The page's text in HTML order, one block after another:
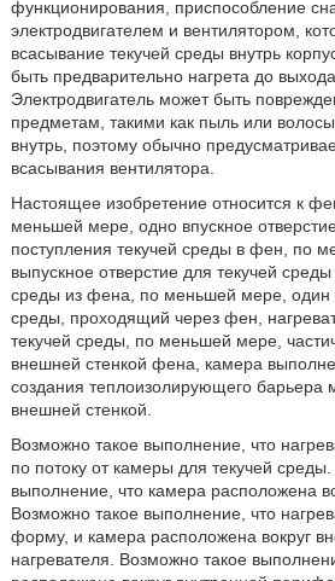
функционирования, приспособление
электродвигателем и вентилятором,
всасывание текучей среды внутрь
быть предварительно нагрета до выхода
Электродвигатель может быть
предметам, такими как пыль или
внутрь, поэтому обычно
всасывания вентилятора.
Настоящее изобретение относится к
меньшей мере, одно впускное
поступления текучей среды в фен, по
выпускное отверстие для текучей
среды из фена, по меньшей мере, один
среды, проходящий через фен,
текучей среды, по меньшей мере,
внешней стенкой фена, камера
создания теплоизолирующего барьера
внешней стенкой.
Возможно такое выполнение, что
по потоку от камеры для текучей
выполнение, что камера расположена
Возможно такое выполнение, что
форму, и камера расположена вокруг
нагревателя. Возможно такое